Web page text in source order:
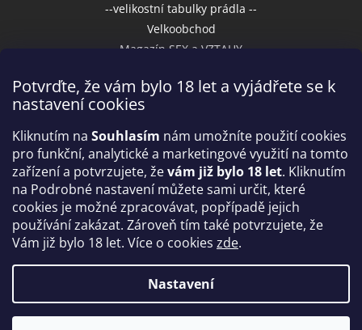
Potvrďte, že vám bylo 18 let a vyjádřete se k
nastavení cookies
Kliknutím na Souhlasím nám umožníte použití cookies
pro funkční, analytické a marketingové využití na tomto
zařízení a potvrzujete, ževám již bylo 18 let. Kliknutím
na Podrobné nastavení můžete sami určit, které
cookies je možné zpracovávat, popřípadě jejich
používání zakázat. Zároveň tím také potvrzujete, že
Vám již bylo 18 let. Více o cookies zde.
Nastavení
--velikostní tabulky prádla --
Velkoobchod
Magazín SEX a VZTAHY
Přijímáme online platby
Copyright 2026IntimniNakupy.cz. Všechna práva